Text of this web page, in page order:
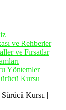
ve Rehberler
ve Fırsatlar
Yöntemler
Kursu
Kursu |